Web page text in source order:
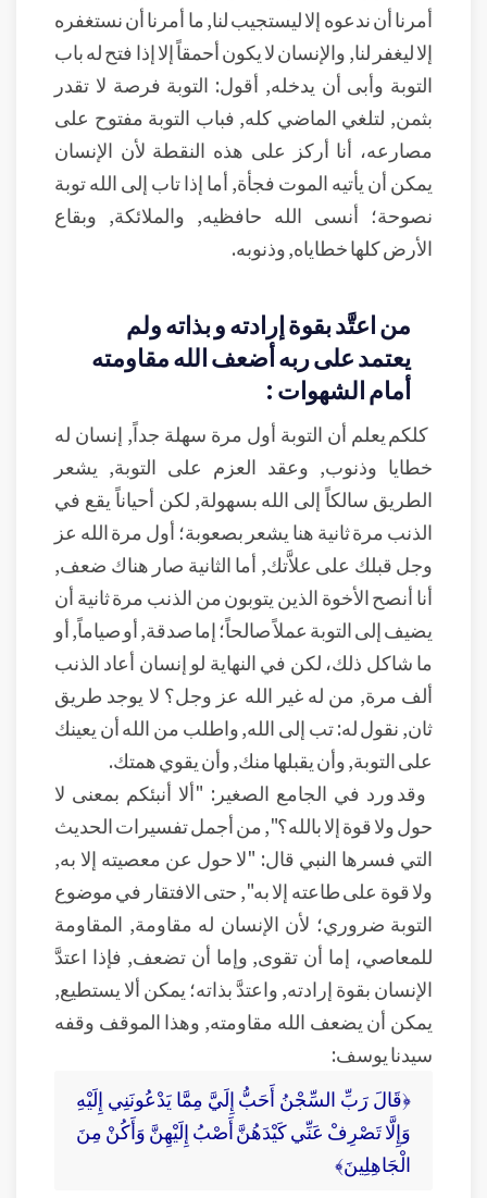
أمرنا أن ندعوه إلا ليستجيب لنا, ما أمرنا أن نستغفره
إلا ليغفر لنا, والإنسان لا يكون أحمقاً إلا إذا فتح له باب
التوبة وأبى أن يدخله, أقول: التوبة فرصة لا تقدر
بثمن, لتلغي الماضي كله, فباب التوبة مفتوح على
مصارعه، أنا أركز على هذه النقطة لأن الإنسان
يمكن أن يأتيه الموت فجأة, أما إذا تاب إلى الله توبة
نصوحة؛ أنسى الله حافظيه, والملائكة, وبقاع
الأرض كلها خطاياه, وذنوبه.
من اعتَّد بقوة إرادته و بذاته ولم
يعتمد على ربه أضعف الله مقاومته
أمام الشهوات :
كلكم يعلم أن التوبة أول مرة سهلة جداً, إنسان له
خطايا وذنوب, وعقد العزم على التوبة, يشعر
الطريق سالكاً إلى الله بسهولة, لكن أحياناً يقع في
الذنب مرة ثانية هنا يشعر بصعوبة؛ أول مرة الله عز
وجل قبلك على علاَّتك, أما الثانية صار هناك ضعف,
أنا أنصح الأخوة الذين يتوبون من الذنب مرة ثانية أن
يضيف إلى التوبة عملاً صالحاً؛ إما صدقة, أو صياماً, أو
ما شاكل ذلك، لكن في النهاية لو إنسان أعاد الذنب
ألف مرة, من له غير الله عز وجل؟ لا يوجد طريق
ثان, نقول له: تب إلى الله, واطلب من الله أن يعينك
على التوبة, وأن يقبلها منك, وأن يقوي همتك.
وقد ورد في الجامع الصغير: "ألا أنبئكم بمعنى لا
حول ولا قوة إلا بالله؟", من أجمل تفسيرات الحديث
التي فسرها النبي قال: "لا حول عن معصيته إلا به,
ولا قوة على طاعته إلا به", حتى الافتقار في موضوع
التوبة ضروري؛ لأن الإنسان له مقاومة, المقاومة
للمعاصي، إما أن تقوى, وإما أن تضعف, فإذا اعتدَّ
الإنسان بقوة إرادته, واعتدَّ بذاته؛ يمكن ألا يستطيع,
يمكن أن يضعف الله مقاومته, وهذا الموقف وقفه
سيدنا يوسف:
﴿قَالَ رَبِّ السِّجْنُ أَحَبُّ إِلَيَّ مِمَّا يَدْعُونَنِي إِلَيْهِ
وَإِلَّا تَصْرِفْ عَنِّي كَيْدَهُنَّ أَصْبُ إِلَيْهِنَّ وَأَكُنْ مِنَ
الْجَاهِلِينَ﴾